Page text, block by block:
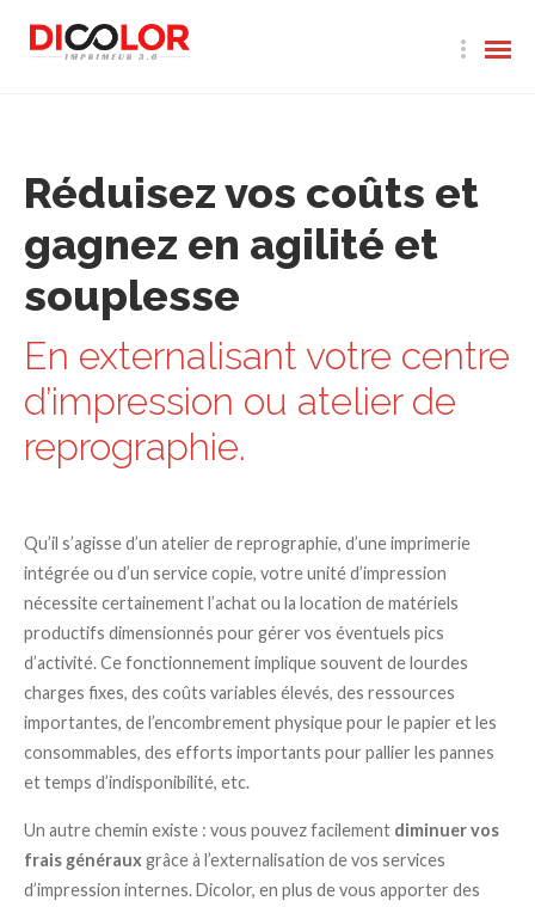
Réduisez vos coûts et
gagnez en agilité et
souplesse
En externalisant votre centre
d’impression ou atelier de
reprographie.
Qu’il s’agisse d’un atelier de reprographie, d’une imprimerie
intégrée ou d’un service copie, votre unité d’impression
nécessite certainement l’achat ou la location de matériels
productifs dimensionnés pour gérer vos éventuels pics
d’activité. Ce fonctionnement implique souvent de lourdes
charges fixes, des coûts variables élevés, des ressources
importantes, de l’encombrement physique pour le papier et les
consommables, des efforts importants pour pallier les pannes
et temps d’indisponibilité, etc.
Un autre chemin existe : vous pouvez facilement diminuer vos
frais générauxgrâce à l’externalisation de vos services
d’impression internes. Dicolor, en plus de vous apporter des